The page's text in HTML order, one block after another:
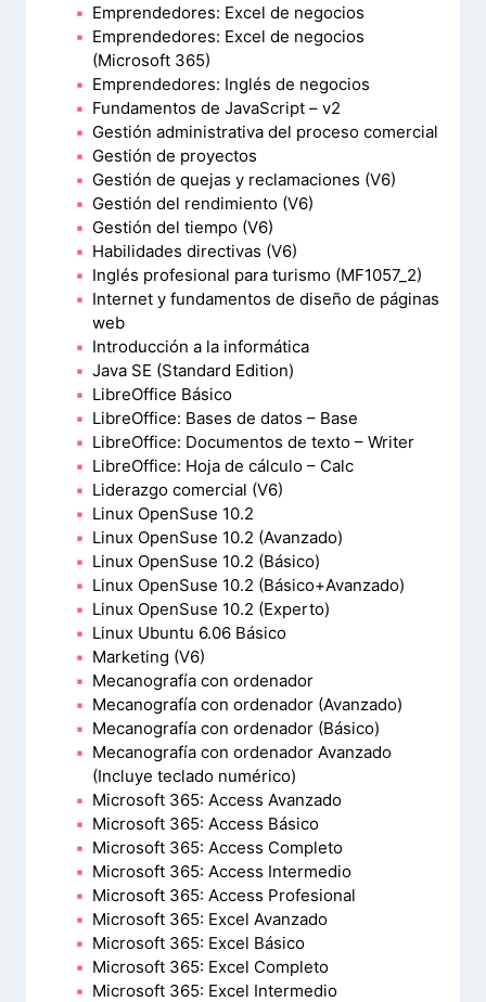
Emprendedores: Excel de negocios
Emprendedores: Excel de negocios
(Microsoft 365)
Emprendedores: Inglés de negocios
Fundamentos de JavaScript – v2
Gestión administrativa del proceso comercial
Gestión de proyectos
Gestión de quejas y reclamaciones (V6)
Gestión del rendimiento (V6)
Gestión del tiempo (V6)
Habilidades directivas (V6)
Inglés profesional para turismo (MF1057_2)
Internet y fundamentos de diseño de páginas
web
Introducción a la informática
Java SE (Standard Edition)
LibreOffice Básico
LibreOffice: Bases de datos – Base
LibreOffice: Documentos de texto – Writer
LibreOffice: Hoja de cálculo – Calc
Liderazgo comercial (V6)
Linux OpenSuse 10.2
Linux OpenSuse 10.2 (Avanzado)
Linux OpenSuse 10.2 (Básico)
Linux OpenSuse 10.2 (Básico+Avanzado)
Linux OpenSuse 10.2 (Experto)
Linux Ubuntu 6.06 Básico
Marketing (V6)
Mecanografía con ordenador
Mecanografía con ordenador (Avanzado)
Mecanografía con ordenador (Básico)
Mecanografía con ordenador Avanzado
(Incluye teclado numérico)
Microsoft 365: Access Avanzado
Microsoft 365: Access Básico
Microsoft 365: Access Completo
Microsoft 365: Access Intermedio
Microsoft 365: Access Profesional
Microsoft 365: Excel Avanzado
Microsoft 365: Excel Básico
Microsoft 365: Excel Completo
Microsoft 365: Excel Intermedio